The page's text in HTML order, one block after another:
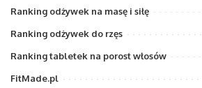
Ranking odżywek na masę i siłę
Ranking odżywek do rzęs
Ranking tabletek na porost włosów
FitMade.pl